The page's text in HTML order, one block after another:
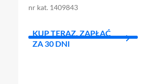
nr kat. 1409843
KUP TERAZ, ZAPŁAĆ
ZA 30 DNI